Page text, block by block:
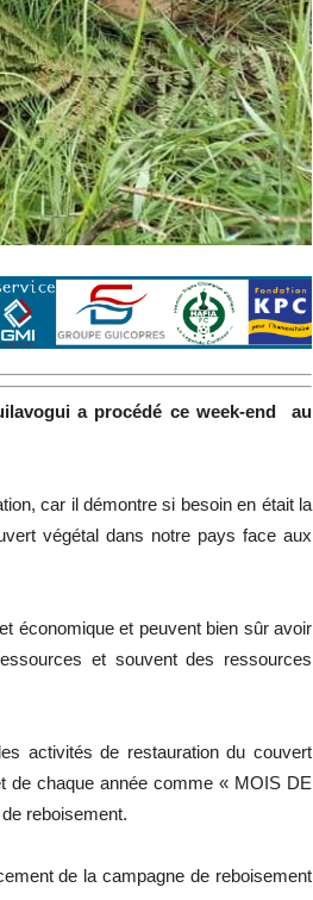
a procédé ce week-end au
car il démontre si besoin en était la
végétal dans notre pays face aux
économique et peuvent bien sûr avoir
et souvent des ressources
activités de restauration du couvert
de chaque année comme « MOIS DE
reboisement.
de la campagne de reboisement